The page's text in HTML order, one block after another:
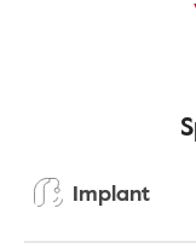
Implant